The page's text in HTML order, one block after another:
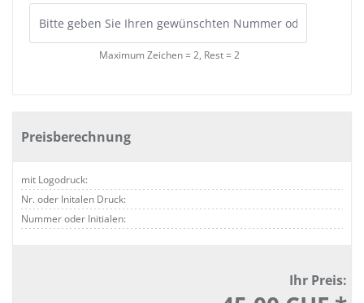
Maximum Zeichen = 2, Rest = 2
Preisberechnung
mit Logodruck:
Nr. oder Initalen Druck:
Nummer oder Initialen:
Ihr Preis: